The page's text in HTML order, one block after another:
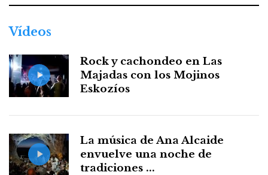
Vídeos
Rock y cachondeo en Las
Majadas con los Mojinos
Eskozíos
La música de Ana Alcaide
envuelve una noche de
tradiciones ...